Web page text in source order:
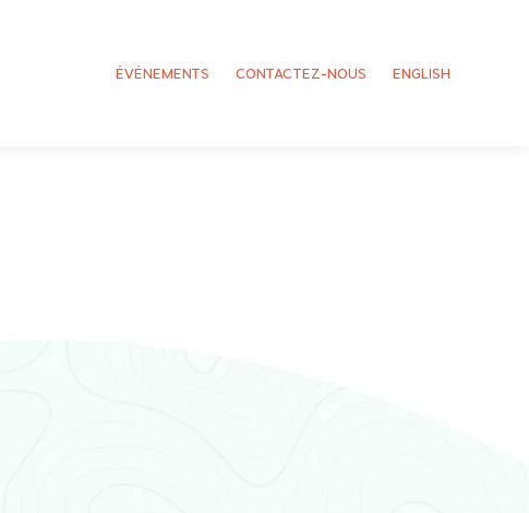
ÉVÉNEMENTS CONTACTEZ-NOUS ENGLISH